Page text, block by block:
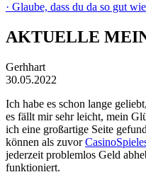
· Glaube, dass du da so gut wie
AKTUELLE
Gerhhart
30.05.2022
Ich habe es schon lange
es fällt mir sehr leicht, mein
ich eine großartige Seite
können als zuvor
jederzeit problemlos Geld
funktioniert.